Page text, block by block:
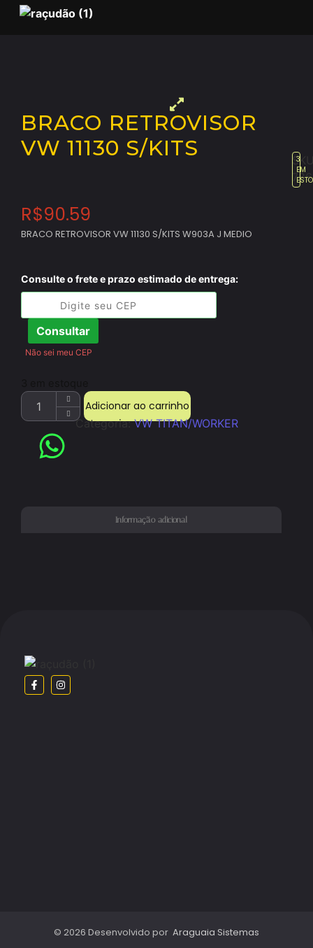
BRACO RETROVISOR
VW 11130 S/KITS
786
3
EM
R$90.59
BRACO RETROVISOR VW 11130 S/KITS W903A J MEDIO
Consulte o frete e prazo estimado de entrega:
Consultar
Não sei meu CEP
Adicionar ao carrinho
Categoria:VW TITAN/WORKER
Informação adicional
© 2026 Desenvolvido por Araguaia Sistemas